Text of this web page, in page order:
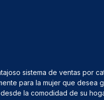
sistema de ventas por
para la mujer que desea
la comodidad de su